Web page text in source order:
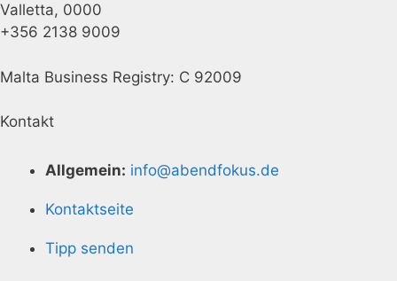
Valletta, 0000
+356 2138 9009
Malta Business Registry: C 92009
Kontakt
Allgemein: info@abendfokus.de
Kontaktseite
Tipp senden